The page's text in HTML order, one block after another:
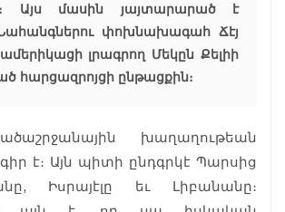
Այս մասին յայտարարած է
փոխնախագահ Ճէյ
լրագրող Մեկըն Քելիի
հարցազրոյցի ընթացքին։
խաղաղութեան
է։ Այն պիտի ընդգրկէ Պարսից
Իսրայէլը եւ Լիբանանը։